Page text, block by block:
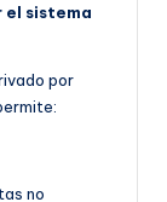
sistema
por
no